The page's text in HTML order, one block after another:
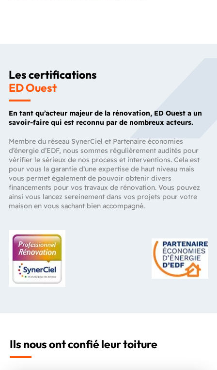
En tant qu’acteur majeur de la rénovation, ED Ouest a un
savoir-faire qui est reconnu par de nombreux acteurs.
Membre du réseau SynerCiel et Partenaire économies
d’énergie d’EDF, nous sommes régulièrement audités pour
vérifier le sérieux de nos process et interventions. Cela est
pour vous la garantie d’une expertise de haut niveau mais
vous permet également de pouvoir obtenir divers
financements pour vos travaux de rénovation. Vous pouvez
ainsi vous lancez sereinement dans vos projets pour votre
maison en vous sachant bien accompagné.
Les certifications
ED Ouest
Ils nous ont confié leur toiture